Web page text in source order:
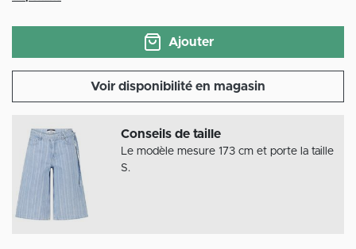
Ajouter
Voir disponibilité en magasin
Conseils de taille
Le modèle mesure 173 cm et porte la taille
S.